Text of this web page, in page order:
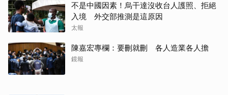
不是中國因素！烏干達沒收台人護照、拒絕
入境 外交部推測是這原因
太報
陳嘉宏專欄：要刪就刪 各人造業各人擔
鏡報